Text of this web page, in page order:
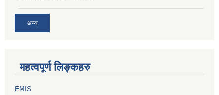
अन्य
महत्वपूर्ण लिङ्कहरु
EMIS